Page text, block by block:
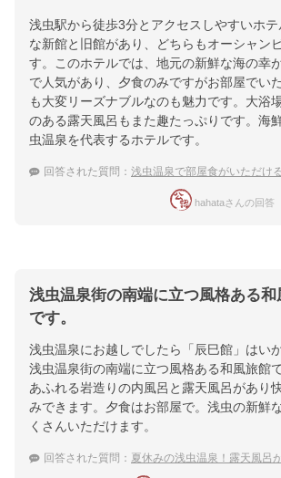
浅虫駅から徒歩3分とアクセスしやすいホ
な新館と旧館があり、どちらもオーシャン
す。このホテルでは、地元の新鮮な海の幸
で人気があり、夕食のみですがお部屋でい
も大変リーズナブルなのも魅力です。大浴
のある露天風呂もまた趣たっぷりです。海
虫温泉を代表するホテルです。
回答された質問： 浅虫温泉で部屋食がいただけ
hahataさんの回答
浅虫温泉街の南端に立つ風格ある和
です。
浅虫温泉にお越しでしたら「辰巳館」はい
浅虫温泉街の南端に立つ風格ある和風旅館
あふれる岩造りの内風呂と露天風呂があり
みできます。夕食はお部屋で。浅虫の新鮮
くさんいただけます。
回答された質問： 夏休みの浅虫温泉！露天風呂があ